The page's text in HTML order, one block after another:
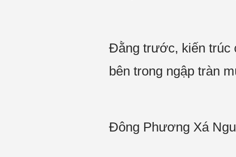
Đằng trước, kiến trúc
bên trong ngập tràn
Đông Phương Xá